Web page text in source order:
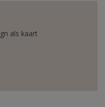
als kaart